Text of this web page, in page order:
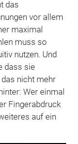
das
vor allem
maximal
muss so
nutzen. Und
dass sie
nicht mehr
Wer einmal
Fingerabdruck
auf ein